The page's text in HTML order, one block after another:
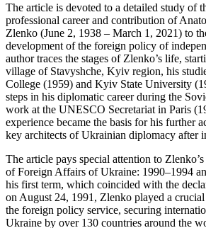
The article is devoted to a detailed study of
professional career and contribution of
Zlenko (June 2, 1938 – March 1, 2021) to
development of the foreign policy of
author traces the stages of Zlenko’s life,
village of Stavyshche, Kyiv region, his
College (1959) and Kyiv State University
steps in his diplomatic career during the
work at the UNESCO Secretariat in Paris
experience became the basis for his further
key architects of Ukrainian diplomacy after
The article pays special attention to
of Foreign Affairs of Ukraine: 1990–1994
his first term, which coincided with the
on August 24, 1991, Zlenko played a
the foreign policy service, securing
Ukraine by over 130 countries around the